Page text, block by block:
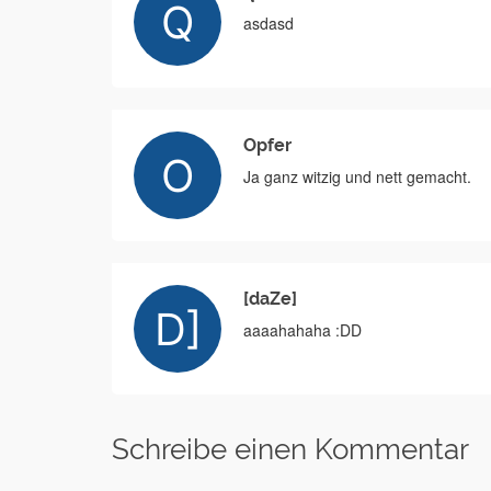
asdasd
Opfer
Ja ganz witzig und nett gemacht.
[daZe]
aaaahahaha :DD
Schreibe einen Kommentar